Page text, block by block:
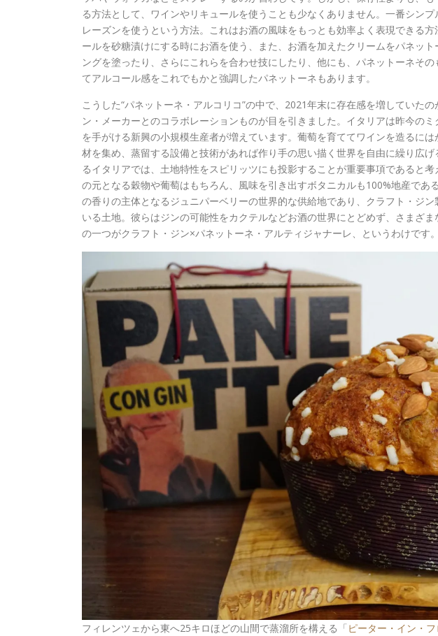
る方法として、ワインやリキュールを使うことも少なくありません。一番シン
レーズンを使うという方法。これはお酒の風味をもっとも効率よく表現できる
ールを砂糖漬けにする時にお酒を使う、また、お酒を加えたクリームをパネッ
ングを塗ったり、さらにこれらを合わせ技にしたり、他にも、パネットーネそ
てアルコール感をこれでもかと強調したパネットーネもあります。
こうした“パネットーネ・アルコリコ”の中で、2021年末に存在感を増していた
ン・メーカーとのコラボレーションものが目を引きました。イタリアは昨今の
を手がける新興の小規模生産者が増えています。葡萄を育ててワインを造るに
材を集め、蒸留する設備と技術があれば作り手の思い描く世界を自由に繰り広
るイタリアでは、土地特性をスピリッツにも投影することが重要事項であると
の元となる穀物や葡萄はもちろん、風味を引き出すボタニカルも100%地産であ
の香りの主体となるジュニパーベリーの世界的な供給地であり、クラフト・ジ
いる土地。彼らはジンの可能性をカクテルなどお酒の世界にとどめず、さまざ
の一つがクラフト・ジン×パネットーネ・アルティジャナーレ、というわけです。
フィレンツェから東へ25キロほどの山間で蒸溜所を構える「ピーター・イン・